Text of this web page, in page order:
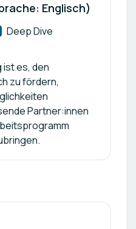
Englisch)
Deep Dive
ist es, den
zu fördern,
Partner:innen